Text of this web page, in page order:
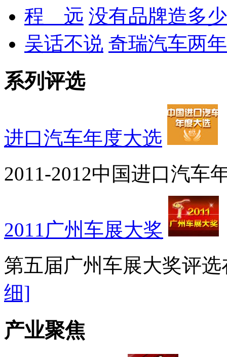
程 远 没有品牌造多
吴话不说 奇瑞汽车两
系列评选
进口汽车年度大选
2011-2012中国进口汽车
2011广州车展大奖
第五届广州车展大奖评
细]
产业聚焦